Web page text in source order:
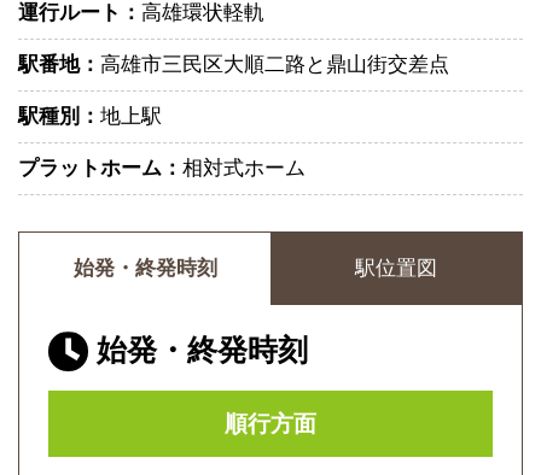
運行ルート： 高雄環状軽軌
駅番地： 高雄市三民区大順二路と鼎山街交差点
駅種別： 地上駅
プラットホーム： 相対式ホーム
始発・終発時刻 駅位置図
始発・終発時刻
順行方面